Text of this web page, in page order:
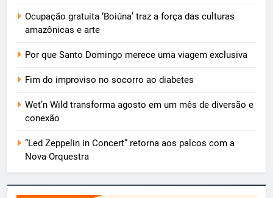
Ocupação gratuita ‘Boiúna’ traz a força das culturas
amazônicas e arte
Por que Santo Domingo merece uma viagem exclusiva
Fim do improviso no socorro ao diabetes
Wet’n Wild transforma agosto em um mês de diversão e
conexão
“Led Zeppelin in Concert” retorna aos palcos com a
Nova Orquestra